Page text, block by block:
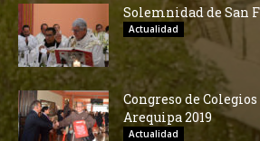
Solemnidad de San
Actualidad
Congreso de
Arequipa 2019
Actualidad